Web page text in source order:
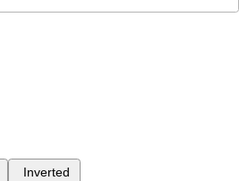
Inverted